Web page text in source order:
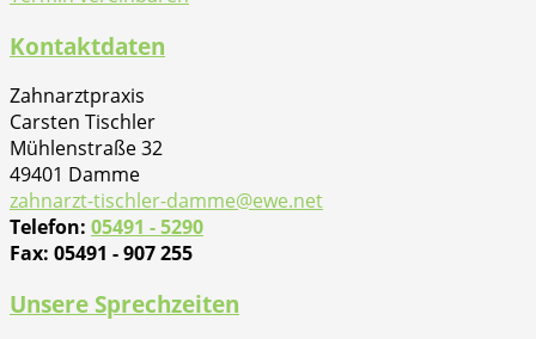
Kontaktdaten
Zahnarztpraxis
Carsten Tischler
Mühlenstraße 32
49401 Damme
zahnarzt-tischler-damme@ewe.net
Telefon: 05491 - 5290
Fax: 05491 - 907 255
Unsere Sprechzeiten